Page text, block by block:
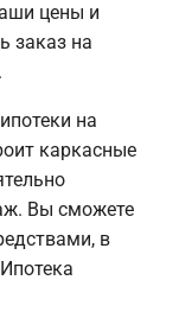
цены и
заказ на
на
каркасные
Вы сможете
в